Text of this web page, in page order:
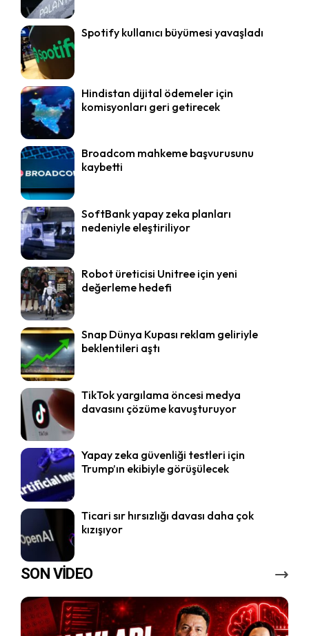
Spotify kullanıcı büyümesi yavaşladı
Hindistan dijital ödemeler için
komisyonları geri getirecek
Broadcom mahkeme başvurusunu
kaybetti
SoftBank yapay zeka planları
nedeniyle eleştiriliyor
Robot üreticisi Unitree için yeni
değerleme hedefi
Snap Dünya Kupası reklam geliriyle
beklentileri aştı
TikTok yargılama öncesi medya
davasını çözüme kavuşturuyor
Yapay zeka güvenliği testleri için
Trump’ın ekibiyle görüşülecek
Ticari sır hırsızlığı davası daha çok
kızışıyor
SON VİDEO